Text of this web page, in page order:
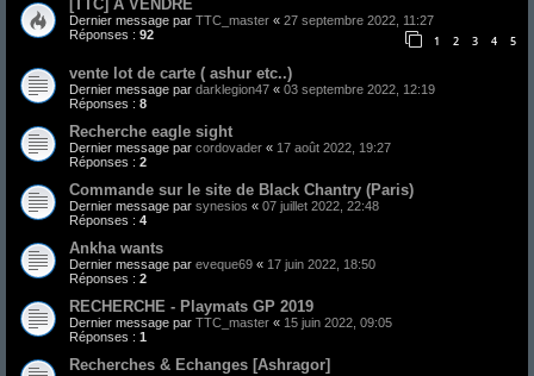
[TTC] A VENDRE
Dernier message par TTC_master « 27 septembre 2022, 11:27
Réponses : 92 1 2 3 4 5
vente lot de carte ( ashur etc..)
Dernier message par darklegion47 « 03 septembre 2022, 12:19
Réponses : 8
Recherche eagle sight
Dernier message par cordovader « 17 août 2022, 19:27
Réponses : 2
Commande sur le site de Black Chantry (Paris)
Dernier message par synesios « 07 juillet 2022, 22:48
Réponses : 4
Ankha wants
Dernier message par eveque69 « 17 juin 2022, 18:50
Réponses : 2
RECHERCHE - Playmats GP 2019
Dernier message par TTC_master « 15 juin 2022, 09:05
Réponses : 1
Recherches & Echanges [Ashragor]